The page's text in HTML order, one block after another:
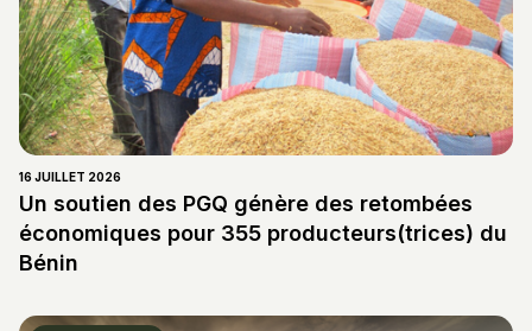
16 JUILLET 2026
Un soutien des PGQ génère des retombées
économiques pour 355 producteurs(trices) du
Bénin